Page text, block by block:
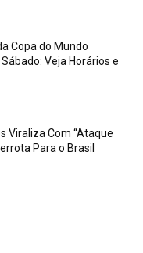
Copa do Mundo
Veja Horários e
Viraliza Com “Ataque
Para o Brasil